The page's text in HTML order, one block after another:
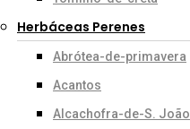
Herbáceas Perenes
Abrótea-de-primavera
Acantos
Alcachofra-de-S. João